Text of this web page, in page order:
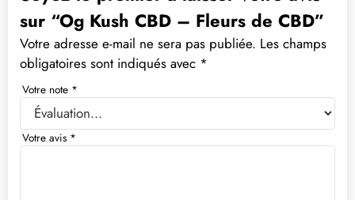
sur “Og Kush CBD – Fleurs de CBD”
Votre adresse e-mail ne sera pas publiée. Les champs
obligatoires sont indiqués avec *
Votre note *
Votre avis *